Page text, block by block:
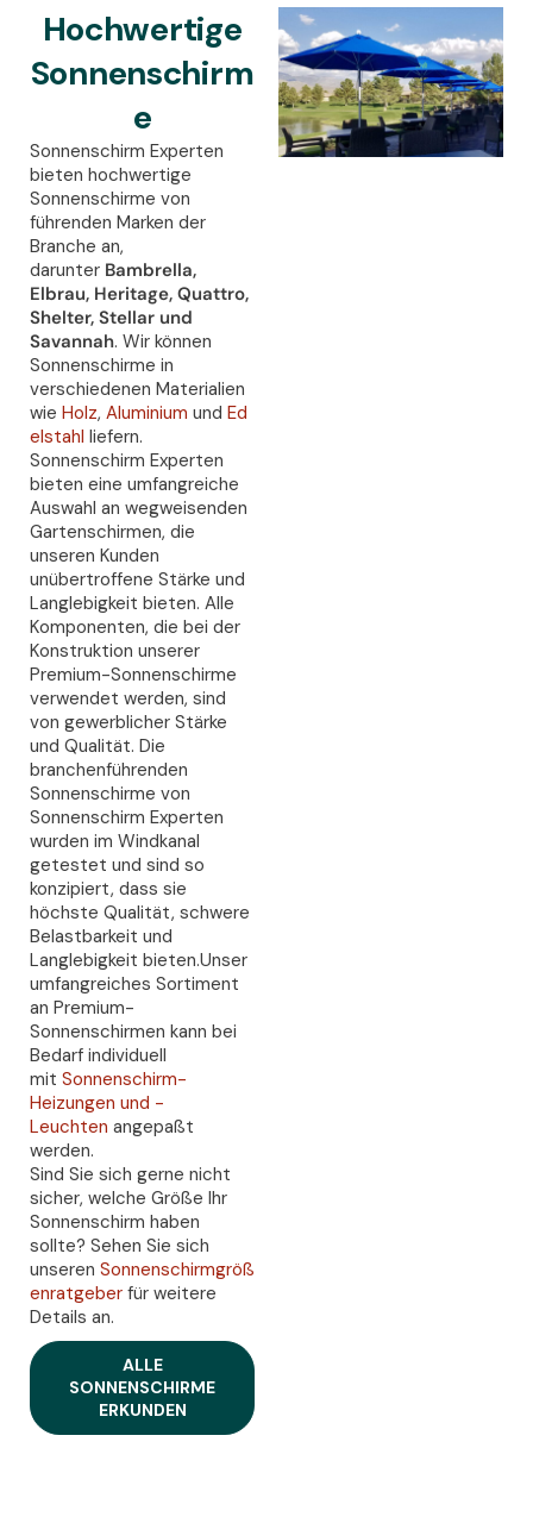
Hochwertige
Sonnenschirm
e
Sonnenschirm Experten
bieten hochwertige
Sonnenschirme von
führenden Marken der
Branche an,
darunter Bambrella,
Elbrau, Heritage, Quattro,
Shelter, Stellar und
Savannah. Wir können
Sonnenschirme in
verschiedenen Materialien
wie Holz, Aluminium und Ed
elstahl liefern.
Sonnenschirm Experten
bieten eine umfangreiche
Auswahl an wegweisenden
Gartenschirmen, die
unseren Kunden
unübertroffene Stärke und
Langlebigkeit bieten. Alle
Komponenten, die bei der
Konstruktion unserer
Premium-Sonnenschirme
verwendet werden, sind
von gewerblicher Stärke
und Qualität. Die
branchenführenden
Sonnenschirme von
Sonnenschirm Experten
wurden im Windkanal
getestet und sind so
konzipiert, dass sie
höchste Qualität, schwere
Belastbarkeit und
Langlebigkeit bieten.Unser
umfangreiches Sortiment
an Premium-
Sonnenschirmen kann bei
Bedarf individuell
mit Sonnenschirm-
Heizungen und -
Leuchten angepaßt
werden.
Sind Sie sich gerne nicht
sicher, welche Größe Ihr
Sonnenschirm haben
sollte? Sehen Sie sich
unseren Sonnenschirmgröß
enratgeber für weitere
Details an.
ALLE
SONNENSCHIRME
ERKUNDEN